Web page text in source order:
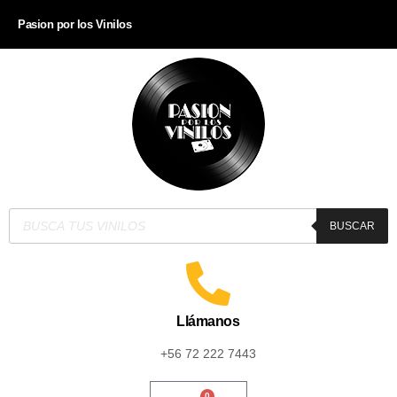
Pasion por los Vinilos
BUSCAR
Llámanos
+56 72 222 7443